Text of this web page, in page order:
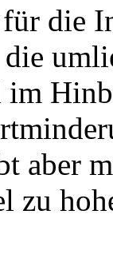
die
im
aber
zu